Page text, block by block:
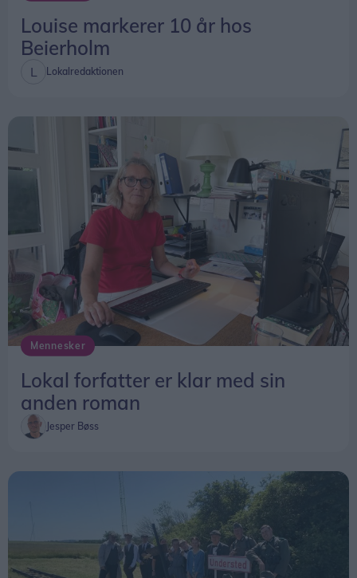
Louise markerer 10 år hos
Beierholm
Lokalredaktionen
Mennesker
Lokal forfatter er klar med sin
anden roman
Jesper Bøss